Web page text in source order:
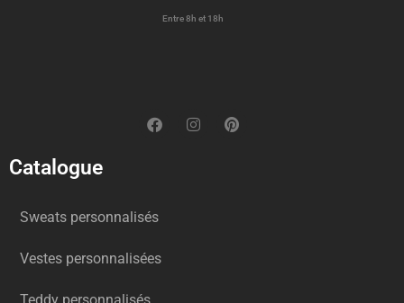
Entre 8h et 18h
Catalogue
Sweats personnalisés
Vestes personnalisées